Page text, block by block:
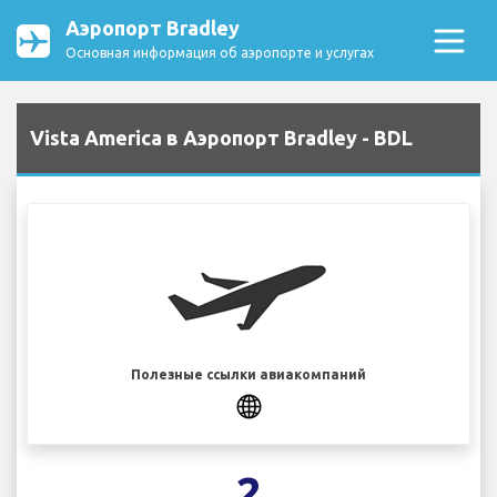
Аэропорт Bradley
Основная информация об аэропорте и услугах
Vista America в Аэропорт Bradley - BDL
Полезные ссылки авиакомпаний